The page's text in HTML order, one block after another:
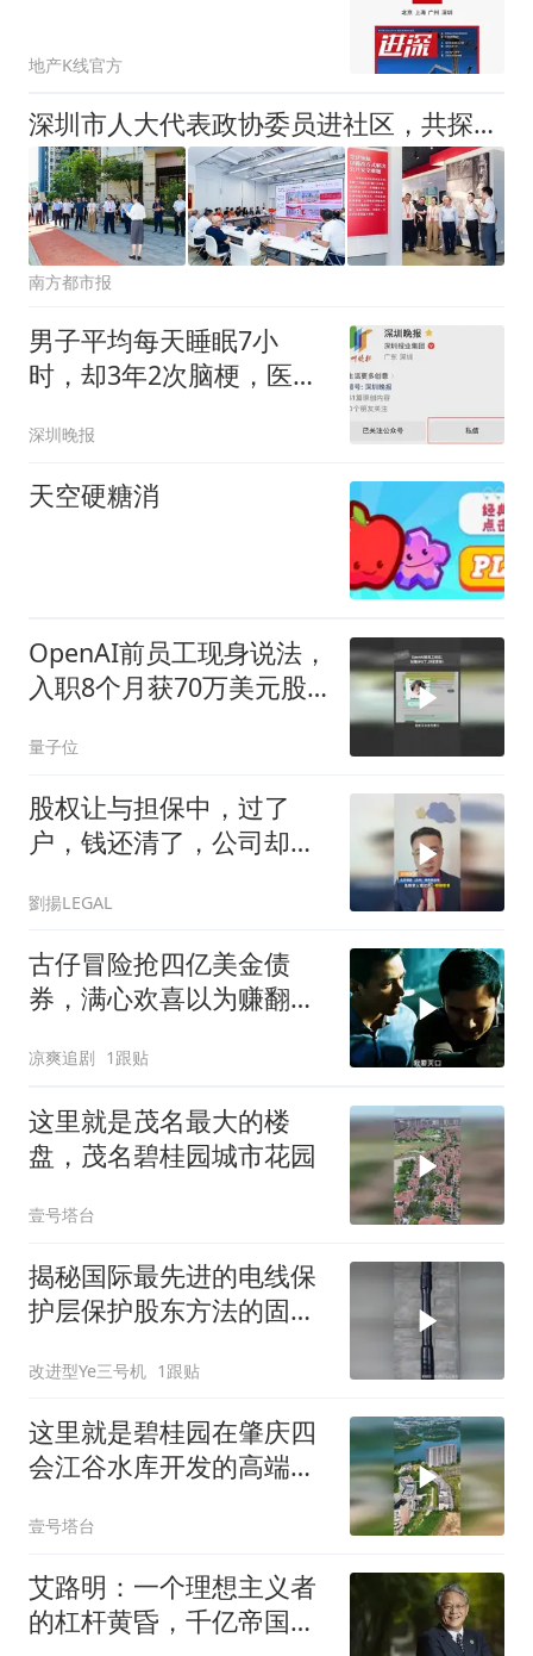
地产K线官方
深圳市人大代表政协委员进社区，共探棚改小区物业治理新路
南方都市报
男子平均每天睡眠7小
时，却3年2次脑梗，医生
深圳晚报
天空硬糖消
OpenAI前员工现身说法，
入职8个月获70万美元股
量子位
股权让与担保中，过了
户，钱还清了，公司却没
劉揚LEGAL
古仔冒险抢四亿美金债
券，满心欢喜以为赚翻，
凉爽追剧 1跟贴
这里就是茂名最大的楼
盘，茂名碧桂园城市花园
壹号塔台
揭秘国际最先进的电线保
护层保护股东方法的固定
改进型Ye三号机 1跟贴
这里就是碧桂园在肇庆四
会江谷水库开发的高端小
壹号塔台
艾路明：一个理想主义者
的杠杆黄昏，千亿帝国易